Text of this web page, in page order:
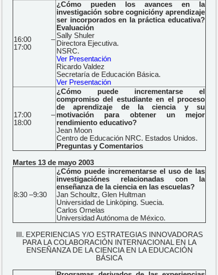
16:00 –
17:00
¿Cómo pueden los avances en la
investigación sobre cognicióny aprendizaje
ser incorporados en la práctica educativa?
Evaluación
Sally Shuler
Directora Ejecutiva.
NSRC.
Ver Presentación
Ricardo Valdez
Secretaría de Educación Básica.
Ver Presentación
17:00 –
18:00
¿Cómo puede incrementarse el
compromiso del estudiante en el proceso
de aprendizaje de la ciencia y su
motivación para obtener un mejor
rendimiento educativo?
Jean Moon
Centro de Educación NRC. Estados Unidos.
Preguntas y Comentarios
Martes 13 de mayo 2003
8:30 –9:30
¿Cómo puede incrementarse el uso de las
investigaciónes relacionadas con la
enseñanza de la ciencia en las escuelas?
Jan Schoultz, Glen Hultman
Universidad de Linköping. Suecia.
Carlos Ornelas
Universidad Autónoma de México.
III. EXPERIENCIAS Y/O ESTRATEGIAS INNOVADORAS
PARA LA COLABORACIÓN INTERNACIONAL EN LA
ENSEÑANZA DE LA CIENCIA EN LA EDUCACIÓN
BÁSICA